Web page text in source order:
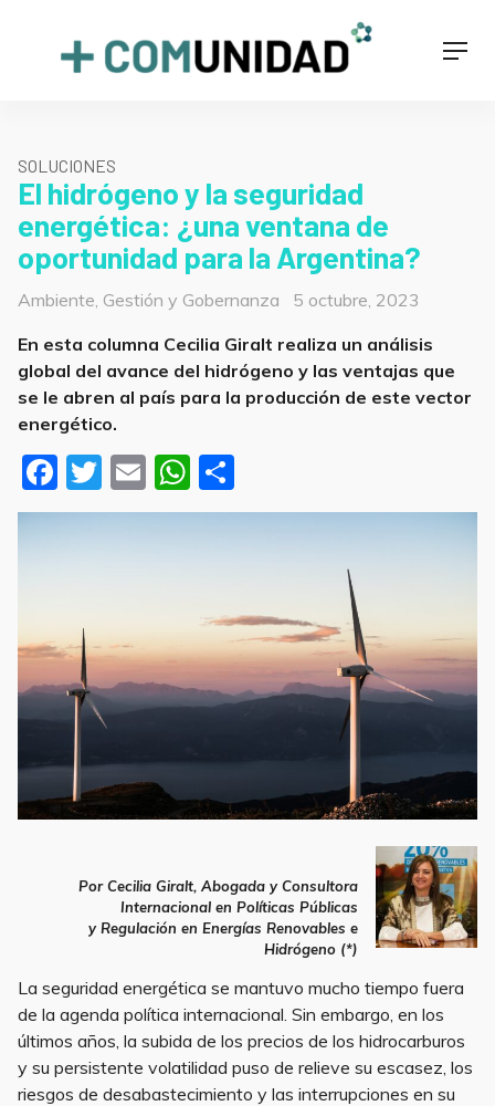
+COMUNIDAD
SOLUCIONES
El hidrógeno y la seguridad
energética: ¿una ventana de
oportunidad para la Argentina?
Categorías
Ambiente, Gestión y Gobernanza
Posted
5 octubre, 2023
En esta columna Cecilia Giralt realiza un análisis
global del avance del hidrógeno y las ventajas que
se le abren al país para la producción de este vector
energético.
F
a
c
o
o
k
T
w
it
E
m
ai
W
h
at
A
p
p
h
ar
Por Cecilia Giralt, Abogada y Consultora
Internacional en Políticas Públicas
y Regulación en Energías Renovables e
Hidrógeno (*)
La seguridad energética se mantuvo mucho tiempo fuera
de la agenda política internacional. Sin embargo, en los
últimos años, la subida de los precios de los hidrocarburos
y su persistente volatilidad puso de relieve su escasez, los
riesgos de desabastecimiento y las interrupciones en su